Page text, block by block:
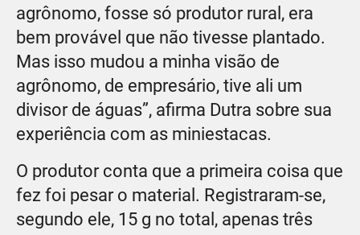
agrônomo, fosse só produtor rural, era
bem provável que não tivesse plantado.
Mas isso mudou a minha visão de
agrônomo, de empresário, tive ali um
divisor de águas”, afirma Dutra sobre sua
experiência com as miniestacas.
O produtor conta que a primeira coisa que
fez foi pesar o material. Registraram-se,
segundo ele, 15 g no total, apenas três